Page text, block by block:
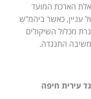
הארכת המועד
עניין, כאשר ביהמ"ש
מכלול השיקולים
התנגדה.